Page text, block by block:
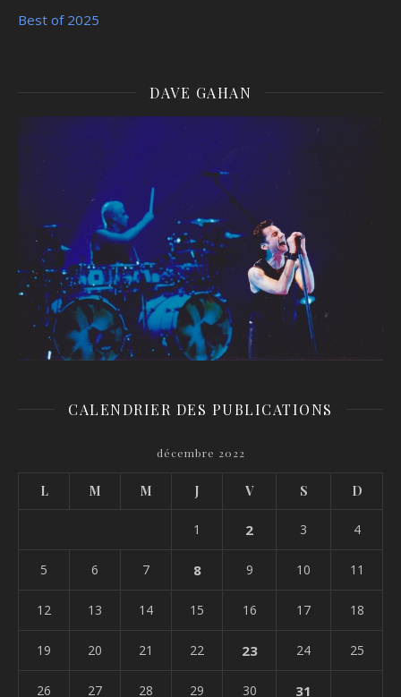
Best of 2025
DAVE GAHAN
CALENDRIER DES PUBLICATIONS
décembre 2022
L M M J V S D
1 2 3 4
5 6 7 8 9 10 11
12 13 14 15 16 17 18
19 20 21 22 23 24 25
26 27 28 29 30 31